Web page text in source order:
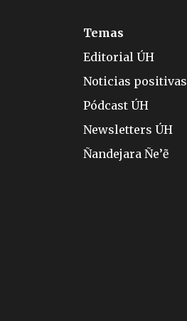
Temas
Editorial ÚH
Noticias positivas
Pódcast ÚH
Newsletters ÚH
Ñandejara Ñe’ẽ